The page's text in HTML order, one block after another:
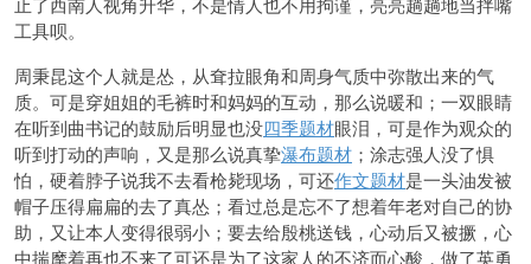
工具呗。
周秉昆这个人就是怂，从耷拉眼角和周身气质中弥散出来的气
质。可是穿姐姐的毛裤时和妈妈的互动，那么说暖和；一双眼睛
在听到曲书记的鼓励后明显也没四季题材眼泪，可是作为观众的
听到打动的声响，又是那么说真挚瀑布题材 ；涂志强人没了惧
怕，硬着脖子说我不去看枪毙现场，可还作文题材是一头油发被
帽子压得扁扁的去了真怂；看过总是忘不了想着年老对自己的协
助，又让本人变得很弱小；要去给殷桃送钱，心动后又被撅，心
中揣摩着再也不来了可还是为了这家人的不济而心酸，做了英勇